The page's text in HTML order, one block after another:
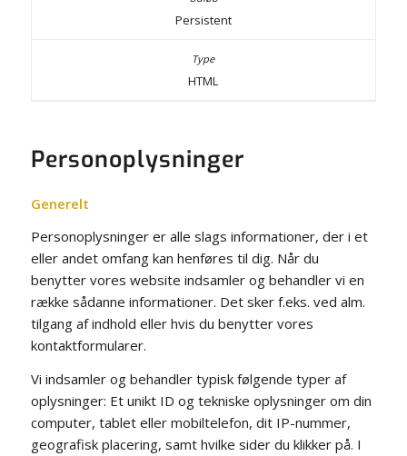
Persistent
HTML
Personoplysninger
Generelt
Personoplysninger er alle slags informationer, der i et
eller andet omfang kan henføres til dig. Når du
benytter vores website indsamler og behandler vi en
række sådanne informationer. Det sker f.eks. ved alm.
tilgang af indhold eller hvis du benytter vores
kontaktformularer.
Vi indsamler og behandler typisk følgende typer af
oplysninger: Et unikt ID og tekniske oplysninger om din
computer, tablet eller mobiltelefon, dit IP-nummer,
geografisk placering, samt hvilke sider du klikker på. I